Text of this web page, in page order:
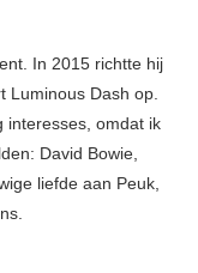
In 2015 richtte hij
Luminous Dash op.
interesses, omdat ik
David Bowie,
liefde aan Peuk,